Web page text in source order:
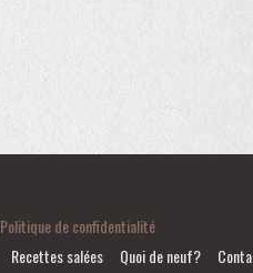
Politique de confidentialité
Recettes salées Quoi de neuf?